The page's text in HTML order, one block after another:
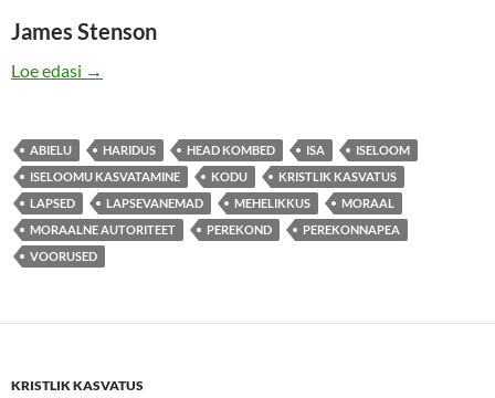
James Stenson
Loe edasi TOETADES VANEMAID
→
ABIELU HARIDUS HEAD KOMBED ISA
ISELOOM
ISELOOMU KASVATAMINE
KODU
KRISTLIK KASVATUS
LAPSED
LAPSEVANEMAD MEHELIKKUS
MORAAL
MORAALNE AUTORITEET
PEREKOND
PEREKONNAPEA
VOORUSED
KRISTLIK KASVATUS